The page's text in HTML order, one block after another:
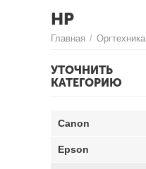
HP
Главная / Оргтехника
УТОЧНИТЬ
КАТЕГОРИЮ
Canon
Epson